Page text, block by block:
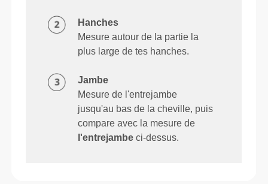
Hanches
Mesure autour de la partie la
plus large de tes hanches.
Jambe
Mesure de l'entrejambe
jusqu'au bas de la cheville, puis
compare avec la mesure de
l'entrejambe ci-dessus.